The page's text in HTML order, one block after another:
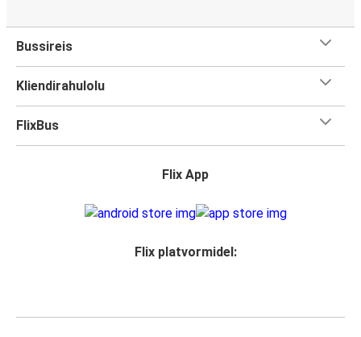
Bussireis
Kliendirahulolu
FlixBus
Flix App
Flix platvormidel: